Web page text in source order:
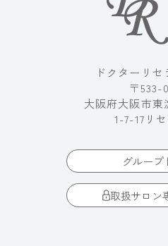
ドクターリ
〒533-
大阪府大阪市東
1-7-17リ
グループ
取扱サロン